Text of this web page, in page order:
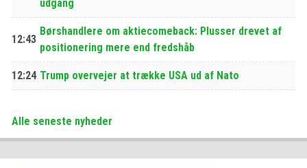
udgang
12:43
Børshandlere om aktiecomeback: Plusser drevet af
positionering mere end fredshåb
12:24 Trump overvejer at trække USA ud af Nato
Alle seneste nyheder